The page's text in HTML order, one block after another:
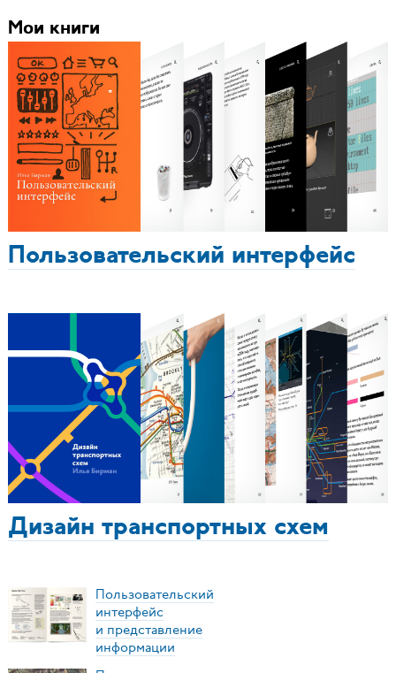
Мои книги
Пользовательский интерфейс
Дизайн транспортных схем
Пользовательский
интерфейс
и представление
информации